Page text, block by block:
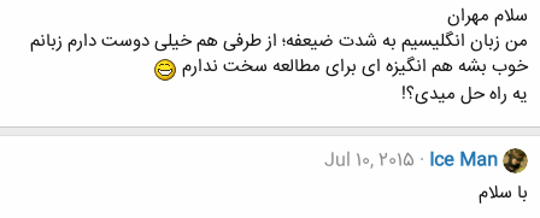
سلام مهران
من زبان انگلیسیم به شدت ضیعفه؛ از طرفی هم خیلی دوست دارم زبانم
خوب بشه هم انگیزه ای برای مطالعه سخت ندارم
یه راه حل میدی؟!
Ice Man
Jul 10, 2015
با سلام